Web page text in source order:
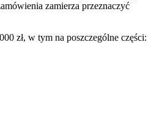
zamierza przeznaczyć
zł, w tym na poszczególne części: